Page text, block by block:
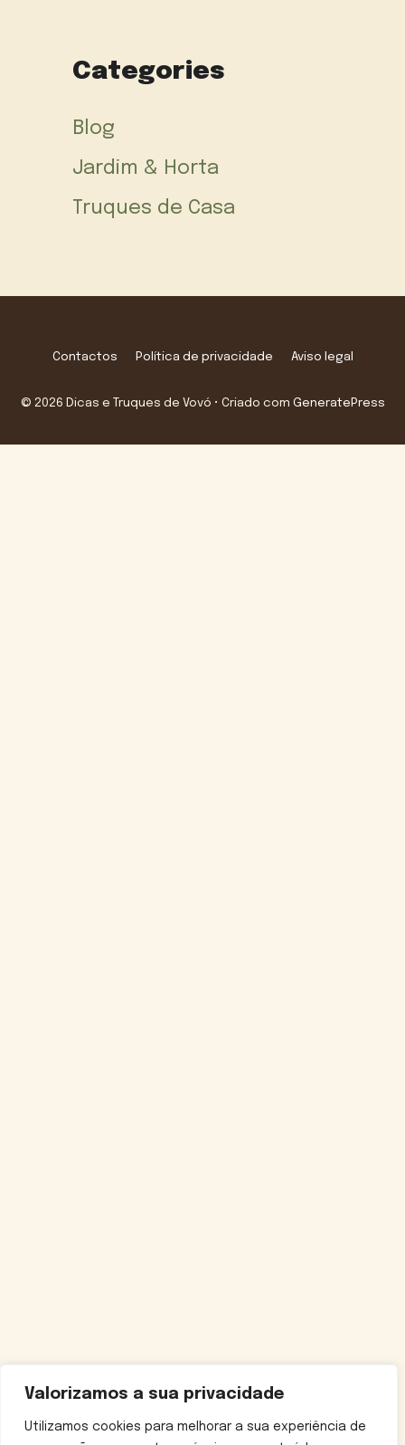
Valorizamos a sua privacidade
Utilizamos cookies para melhorar a sua experiência de
Categories
Blog
Jardim & Horta
Truques de Casa
Contactos Política de privacidade Aviso legal
© 2026 Dicas e Truques de Vovó • Criado com GeneratePress